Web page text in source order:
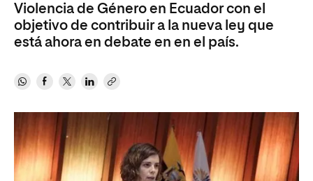
Violencia de Género en Ecuador con el
objetivo de contribuir a la nueva ley que
está ahora en debate en en el país.